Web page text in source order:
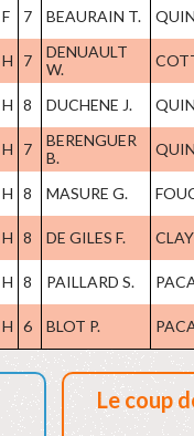
F 7 BEAURAIN T.
H 7
DENUAULT
W.
H 8 DUCHENE J.
H 7
BERENGUER
B.
H 8 MASURE G.
H 8 DE GILES F.
H 8 PAILLARD S.
H 6 BLOT P.
Le coup